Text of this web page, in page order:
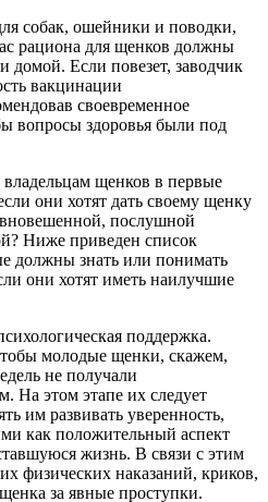
собак, ошейники и поводки,
рациона для щенков должны
домой. Если повезет, заводчик
вакцинации
своевременное
вопросы здоровья были под
щенков в первые
они хотят дать своему щенку
послушной
Ниже приведен список
должны знать или понимать
они хотят иметь наилучшие
поддержка.
молодые щенки, скажем,
не получали
На этом этапе их следует
им развивать уверенность,
как положительный аспект
жизнь. В связи с этим
физических наказаний, криков,
за явные проступки.